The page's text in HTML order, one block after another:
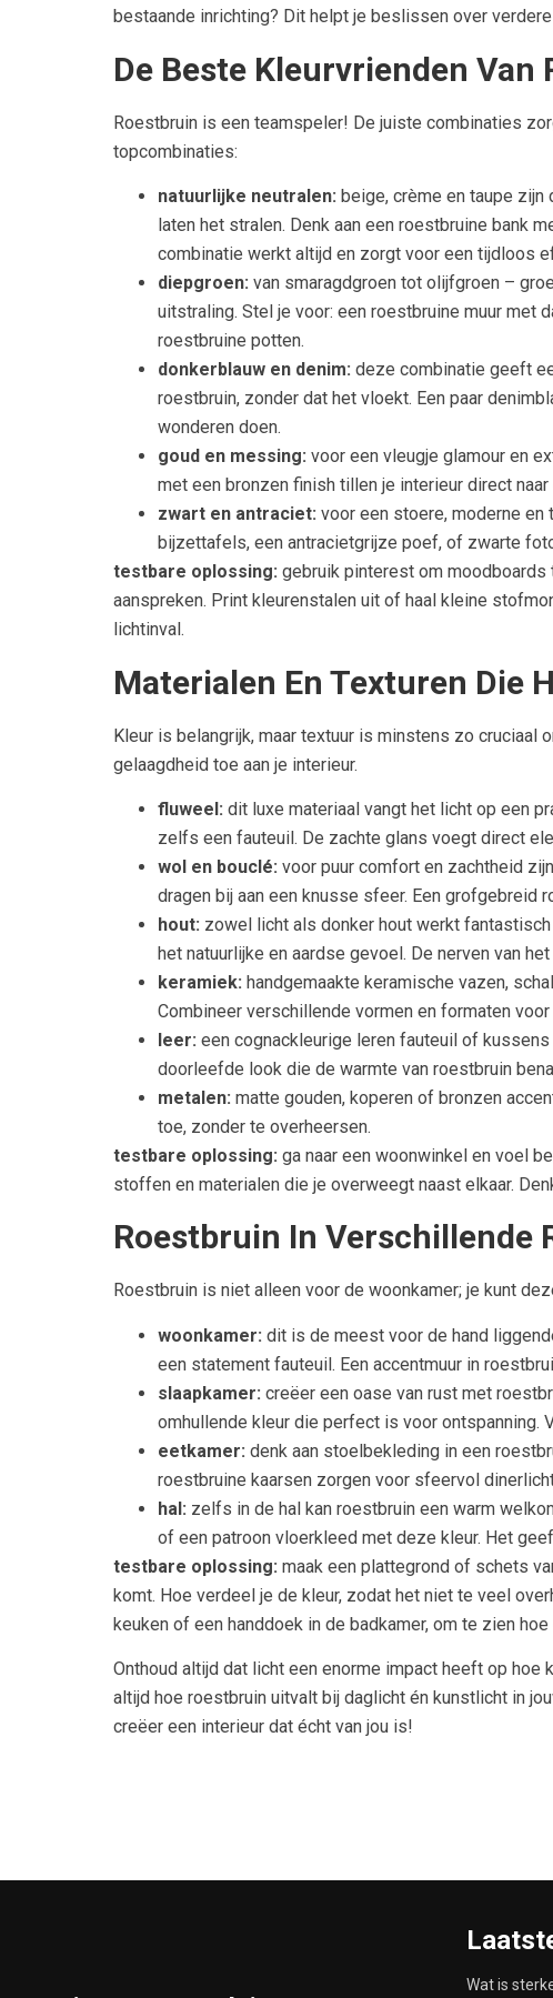
bestaande inrichting? Dit helpt je beslissen over
De Beste Kleurvrienden Van
Roestbruin is een teamspeler! De juiste combinaties
topcombinaties:
natuurlijke neutralen: beige, crème en taupe
laten het stralen. Denk aan een roestbruine bank
combinatie werkt altijd en zorgt voor een tijdloos
diepgroen: van smaragdgroen tot olijfgroen –
uitstraling. Stel je voor: een roestbruine muur met
roestbruine potten.
donkerblauw en denim: deze combinatie geeft
roestbruin, zonder dat het vloekt. Een paar
wonderen doen.
goud en messing: voor een vleugje glamour en
met een bronzen finish tillen je interieur direct
zwart en antraciet: voor een stoere, moderne en
bijzettafels, een antracietgrijze poef, of zwarte
testbare oplossing: gebruik pinterest om moodboards
aanspreken. Print kleurenstalen uit of haal kleine
lichtinval.
Materialen En Texturen Die
Kleur is belangrijk, maar textuur is minstens zo
gelaagdheid toe aan je interieur.
fluweel: dit luxe materiaal vangt het licht op een
zelfs een fauteuil. De zachte glans voegt direct
wol en bouclé: voor puur comfort en zachtheid
dragen bij aan een knusse sfeer. Een grofgebreid
hout: zowel licht als donker hout werkt
het natuurlijke en aardse gevoel. De nerven van
keramiek: handgemaakte keramische vazen,
Combineer verschillende vormen en formaten
leer: een cognackleurige leren fauteuil of
doorleefde look die de warmte van roestbruin
metalen: matte gouden, koperen of bronzen
toe, zonder te overheersen.
testbare oplossing: ga naar een woonwinkel en voel
stoffen en materialen die je overweegt naast elkaar.
Roestbruin In Verschillende
Roestbruin is niet alleen voor de woonkamer; je kunt
woonkamer: dit is de meest voor de hand
een statement fauteuil. Een accentmuur in
slaapkamer: creëer een oase van rust met
omhullende kleur die perfect is voor ontspanning.
eetkamer: denk aan stoelbekleding in een
roestbruine kaarsen zorgen voor sfeervol
hal: zelfs in de hal kan roestbruin een warm
of een patroon vloerkleed met deze kleur. Het
testbare oplossing: maak een plattegrond of schets
komt. Hoe verdeel je de kleur, zodat het niet te veel
keuken of een handdoek in de badkamer, om te zien
Onthoud altijd dat licht een enorme impact heeft op hoe
altijd hoe roestbruin uitvalt bij daglicht én kunstlicht in
creëer een interieur dat écht van jou is!
Wat is